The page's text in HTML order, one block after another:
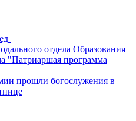
отдела Образования
"Патриаршая программа
прошли богослужения в